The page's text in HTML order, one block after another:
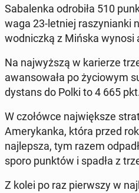
Sa­ba­len­ka od­ro­bi­ła 510
wa­ga 23-letniej ra­szy­nian­ki
wod­nicz­ką z Mińska wynosi
Na naj­wyż­szą w ka­rie­rze
awan­so­wa­ła po ży­cio­wym
dystans do Polki to 4 665
W czo­łów­ce naj­więk­sze
Ame­ry­kan­ka, która przed
naj­lep­sza, tym razem
sporo punktów i spadła z
Z kolei po raz pierw­szy w